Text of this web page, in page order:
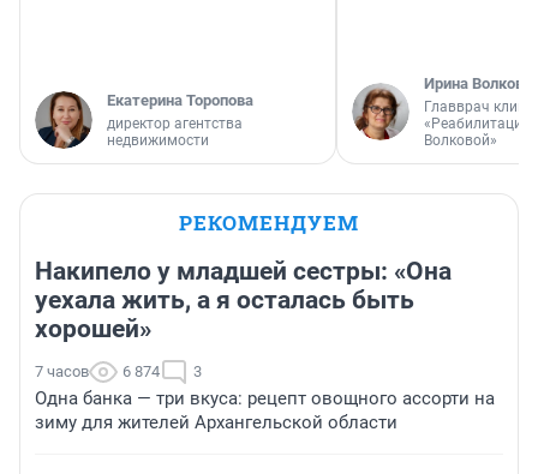
Екатерина Торопова
директор агентства
недвижимости
Ирина Волкова
Главврач
«Реабилитация
Волковой»
РЕКОМЕНДУЕМ
Накипело у младшей сестры: «Она
уехала жить, а я осталась быть
хорошей»
7 часов 6 874 3
Одна банка — три вкуса: рецепт овощного ассорти на
зиму для жителей Архангельской области